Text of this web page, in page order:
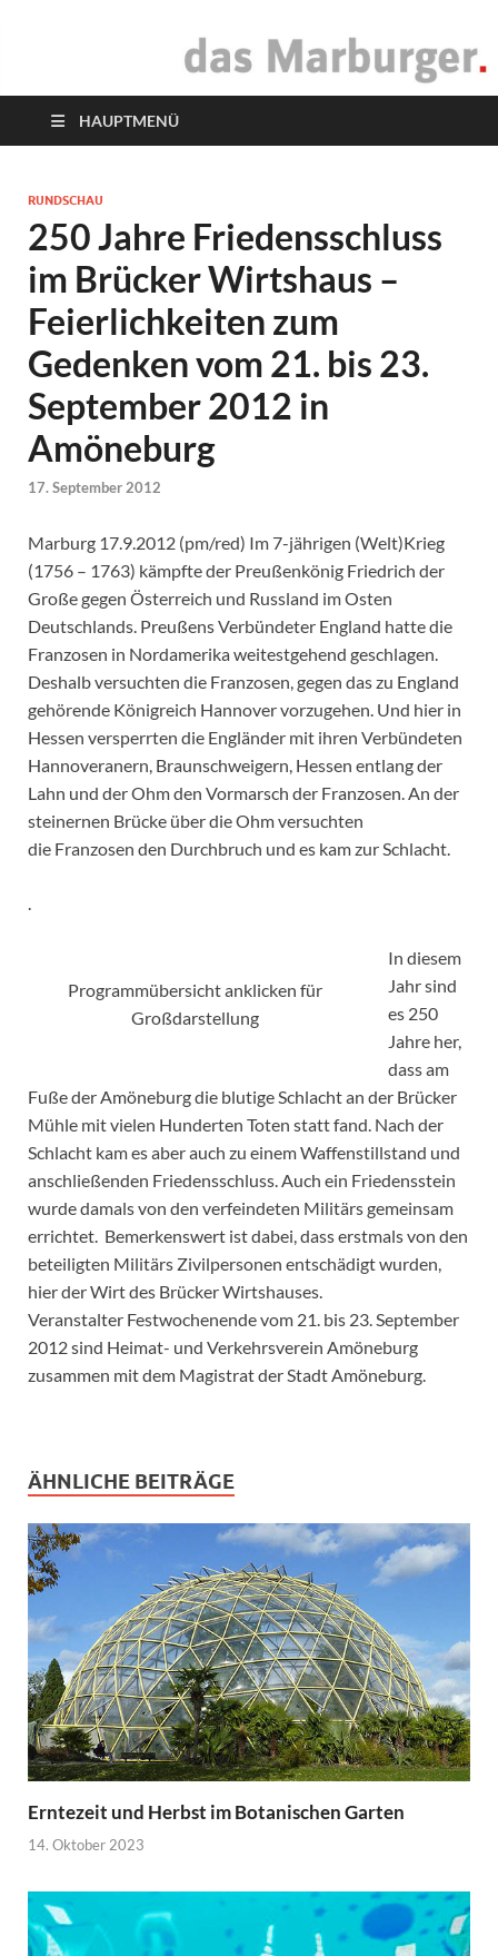
das Marburger.
HAUPTMENÜ
RUNDSCHAU
250 Jahre Friedensschluss
im Brücker Wirtshaus –
Feierlichkeiten zum
Gedenken vom 21. bis 23.
September 2012 in
Amöneburg
17. September 2012
Marburg 17.9.2012 (pm/red) Im 7-jährigen (Welt)Krieg
(1756 – 1763) kämpfte der Preußenkönig Friedrich der
Große gegen Österreich und Russland im Osten
Deutschlands. Preußens Verbündeter England hatte die
Franzosen in Nordamerika weitestgehend geschlagen.
Deshalb versuchten die Franzosen, gegen das zu England
gehörende Königreich Hannover vorzugehen. Und hier in
Hessen versperrten die Engländer mit ihren Verbündeten
Hannoveranern, Braunschweigern, Hessen entlang der
Lahn und der Ohm den Vormarsch der Franzosen. An der
steinernen Brücke über die Ohm versuchten
die Franzosen den Durchbruch und es kam zur Schlacht.
.
Programmübersicht anklicken für
Großdarstellung
In diesem
Jahr sind
es 250
Jahre her,
dass am
Fuße der Amöneburg die blutige Schlacht an der Brücker
Mühle mit vielen Hunderten Toten statt fand. Nach der
Schlacht kam es aber auch zu einem Waffenstillstand und
anschließenden Friedensschluss. Auch ein Friedensstein
wurde damals von den verfeindeten Militärs gemeinsam
errichtet. Bemerkenswert ist dabei, dass erstmals von den
beteiligten Militärs Zivilpersonen entschädigt wurden,
hier der Wirt des Brücker Wirtshauses.
Veranstalter Festwochenende vom 21. bis 23. September
2012 sind Heimat- und Verkehrsverein Amöneburg
zusammen mit dem Magistrat der Stadt Amöneburg.
ÄHNLICHE BEITRÄGE
Erntezeit und Herbst im Botanischen Garten
14. Oktober 2023